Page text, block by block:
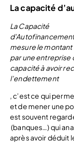
La capacité
La Capacité
mesure le
par une entreprise
capacité à avoir
l’endettement
, c’est ce qui
et de mener une
est souvent
(banques…) qui
après avoir déduit